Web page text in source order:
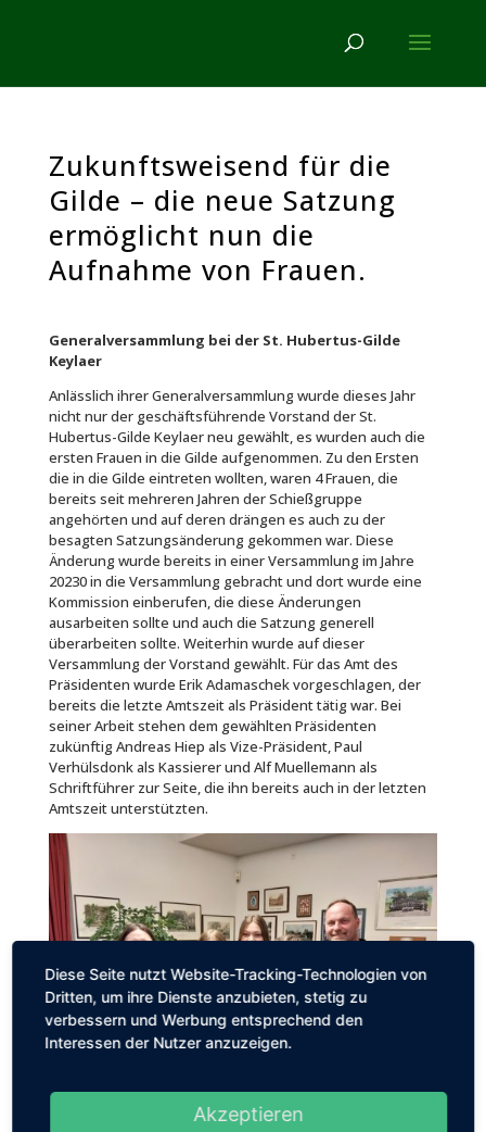
Zukunftsweisend für die
Gilde – die neue Satzung
ermöglicht nun die
Aufnahme von Frauen.
Generalversammlung bei der St. Hubertus-Gilde
Keylaer
Anlässlich ihrer Generalversammlung wurde dieses Jahr
nicht nur der geschäftsführende Vorstand der St.
Hubertus-Gilde Keylaer neu gewählt, es wurden auch die
ersten Frauen in die Gilde aufgenommen. Zu den Ersten
die in die Gilde eintreten wollten, waren 4 Frauen, die
bereits seit mehreren Jahren der Schießgruppe
angehörten und auf deren drängen es auch zu der
besagten Satzungsänderung gekommen war. Diese
Änderung wurde bereits in einer Versammlung im Jahre
20230 in die Versammlung gebracht und dort wurde eine
Kommission einberufen, die diese Änderungen
ausarbeiten sollte und auch die Satzung generell
überarbeiten sollte. Weiterhin wurde auf dieser
Versammlung der Vorstand gewählt. Für das Amt des
Präsidenten wurde Erik Adamaschek vorgeschlagen, der
bereits die letzte Amtszeit als Präsident tätig war. Bei
seiner Arbeit stehen dem gewählten Präsidenten
zukünftig Andreas Hiep als Vize-Präsident, Paul
Verhülsdonk als Kassierer und Alf Muellemann als
Schriftführer zur Seite, die ihn bereits auch in der letzten
Amtszeit unterstützten.
Diese Seite nutzt Website-Tracking-Technologien von
Dritten, um ihre Dienste anzubieten, stetig zu
verbessern und Werbung entsprechend den
Interessen der Nutzer anzuzeigen.
Akzeptieren